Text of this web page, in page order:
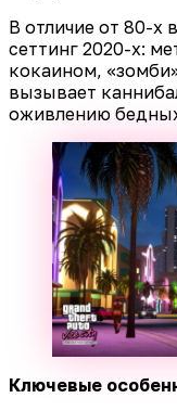
В отличие от 80-х
сеттинг 2020-х:
кокаином,
вызывает
оживлению
Ключевые